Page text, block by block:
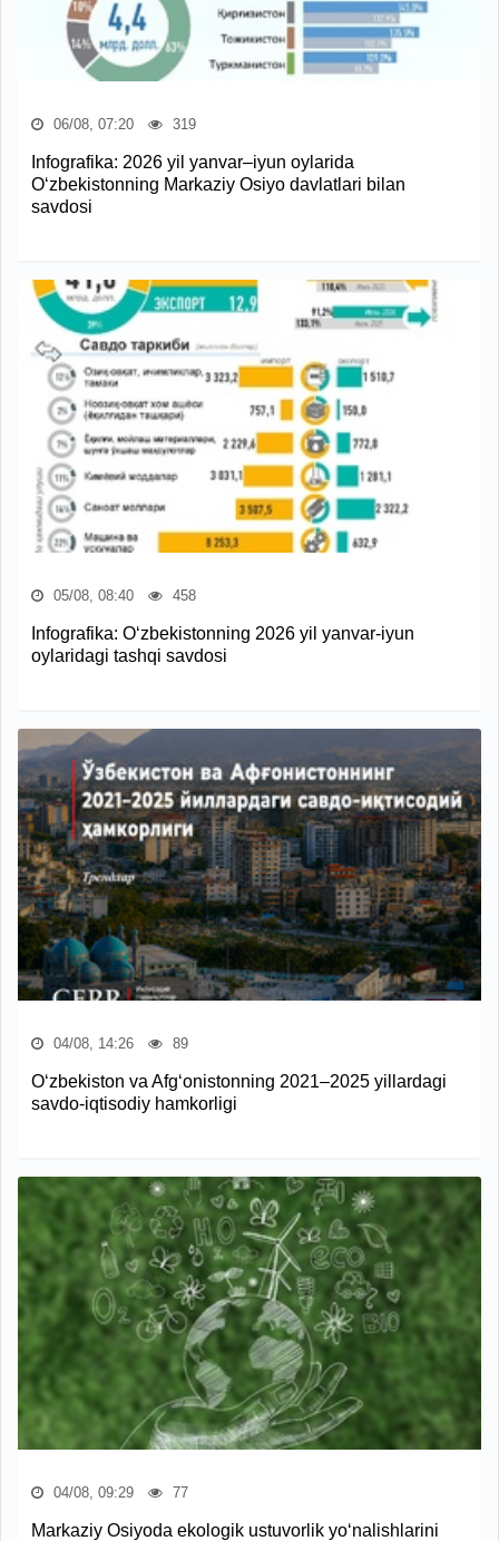
06/08, 07:20 319
Infografika: 2026 yil yanvar–iyun oylarida
O‘zbekistonning Markaziy Osiyo davlatlari bilan
savdosi
05/08, 08:40 458
Infografika: O‘zbekistonning 2026 yil yanvar-iyun
oylaridagi tashqi savdosi
04/08, 14:26 89
O‘zbekiston va Afg‘onistonning 2021–2025 yillardagi
savdo-iqtisodiy hamkorligi
04/08, 09:29 77
Markaziy Osiyoda ekologik ustuvorlik yo‘nalishlarini